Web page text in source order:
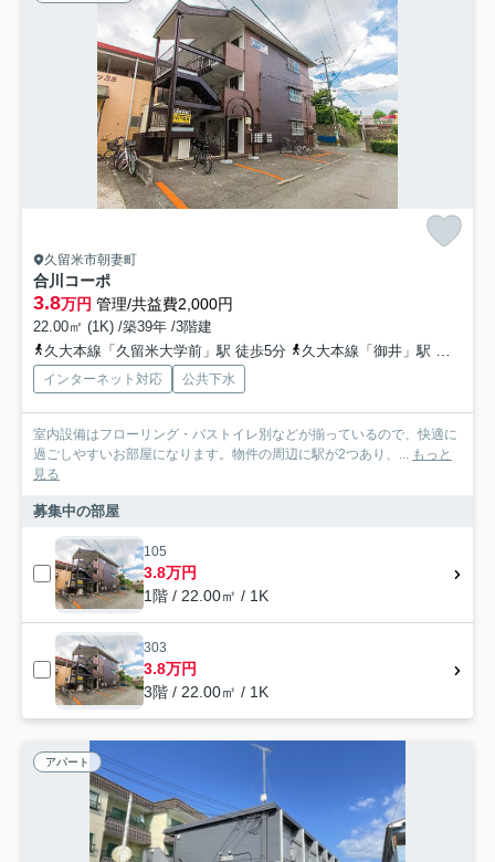
久留米市朝妻町
合川コーポ
3.8万円 管理/共益費2,000円
22.00㎡ (1K) /築39年 /3階建
久大本線「久留米大学前」駅 徒歩5分
久大本線「御井」駅 徒歩23分
インターネット対応 公共下水
室内設備はフローリング・バストイレ別などが揃っているので、快適に
過ごしやすいお部屋になります。物件の周辺に駅が2つあり、... もっと
見る
募集中の部屋
105
3.8万円
1階 / 22.00㎡ / 1K
303
3.8万円
3階 / 22.00㎡ / 1K
アパート